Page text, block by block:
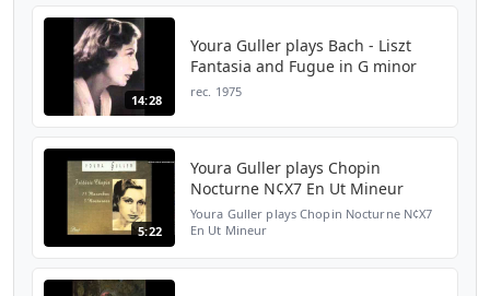
14:28
Youra Guller plays Bach - Liszt
Fantasia and Fugue in G minor
rec. 1975
5:22
Youra Guller plays Chopin
Nocturne N¢X7 En Ut Mineur
Youra Guller plays Chopin Nocturne N¢X7
En Ut Mineur